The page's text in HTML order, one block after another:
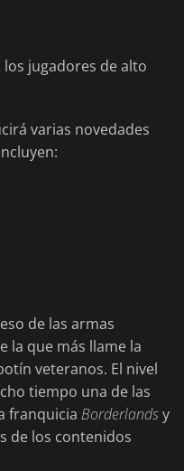
jugadores de alto
varias novedades
de las armas
la que más llame la
veteranos. El nivel
tiempo una de las
franquicia Borderlandsy
de los contenidos